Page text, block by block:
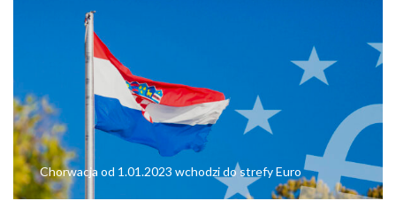
Chorwacja od 1.01.2023 wchodzi do strefy Euro